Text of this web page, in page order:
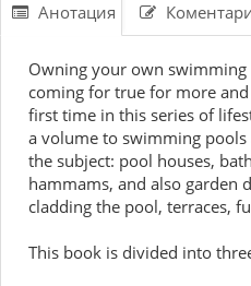
Анотация
Owning your own
coming for true for more
first time in this series of
a volume to swimming
the subject: pool houses,
hammams, and also garden
cladding the pool, terraces,
This book is divided into